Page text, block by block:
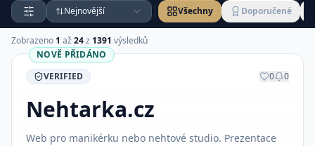
Nejnovější Všechny Doporučené
Zobrazeno 1 až 24z 1391 výsledků
NOVĚ PŘIDÁNO
VERIFIED
0 0
Nehtarka.cz
Web pro manikérku nebo nehtové studio. Prezentace